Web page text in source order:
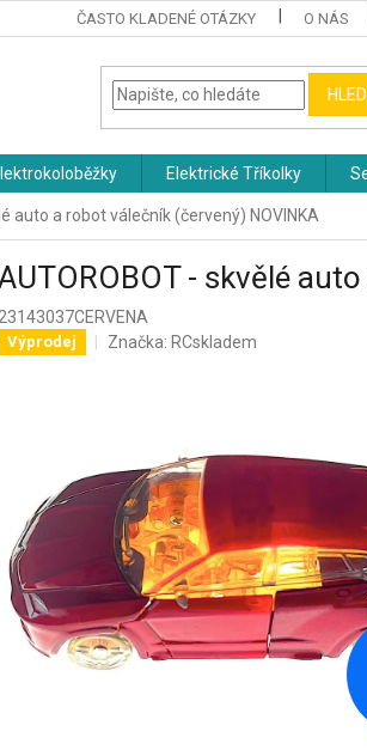
ČASTO KLADENÉ OTÁZKY O NÁS
Elektrické Tříkolky
auto a robot válečník (červený) NOVINKA
- skvělé
Výprodej Značka: RCskladem